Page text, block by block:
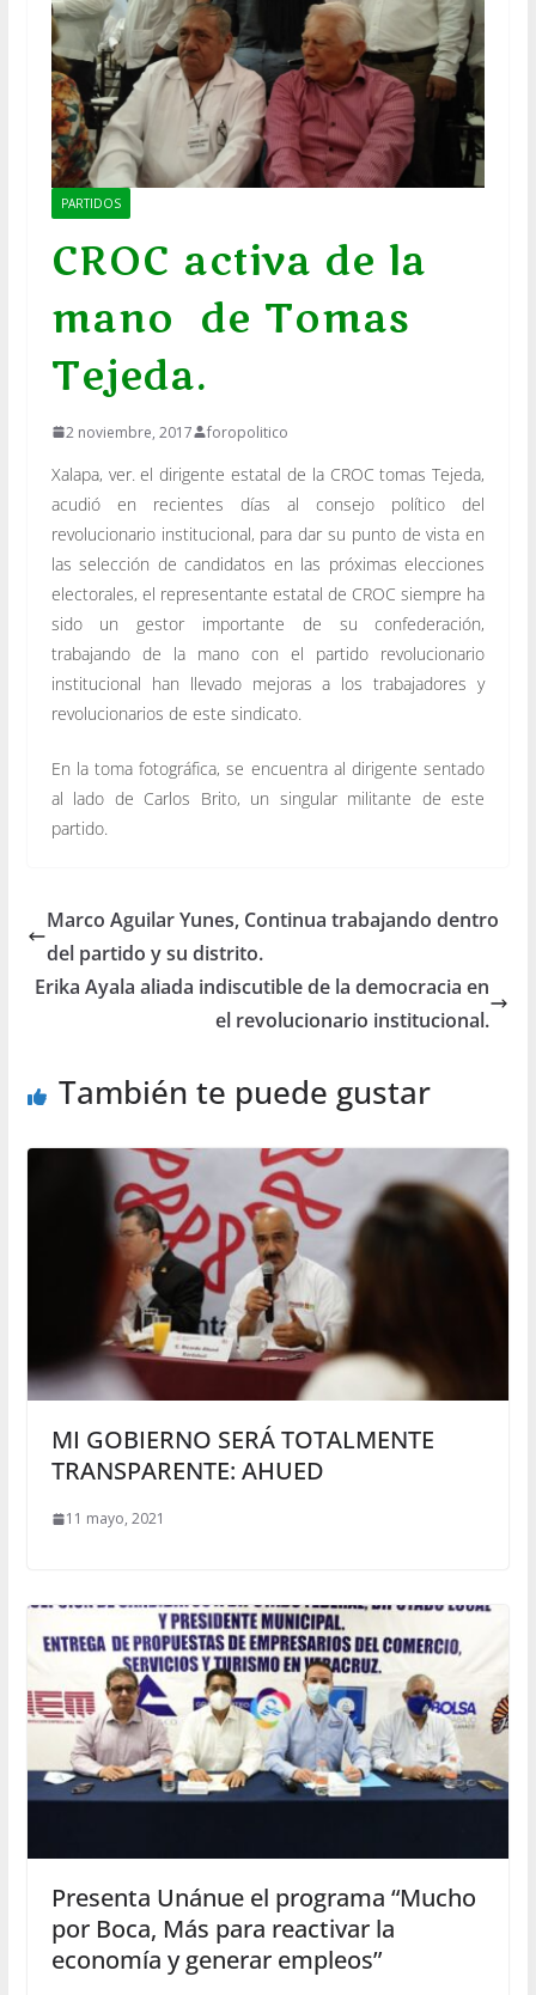
PARTIDOS
CROC activa de la
mano de Tomas
Tejeda.
2 noviembre, 2017 foropolitico
Xalapa, ver. el dirigente estatal de la CROC tomas Tejeda,
acudió en recientes días al consejo político del
revolucionario institucional, para dar su punto de vista en
las selección de candidatos en las próximas elecciones
electorales, el representante estatal de CROC siempre ha
sido un gestor importante de su confederación,
trabajando de la mano con el partido revolucionario
institucional han llevado mejoras a los trabajadores y
revolucionarios de este sindicato.
En la toma fotográfica, se encuentra al dirigente sentado
al lado de Carlos Brito, un singular militante de este
partido.
Marco Aguilar Yunes, Continua trabajando dentro
del partido y su distrito.
Erika Ayala aliada indiscutible de la democracia en
el revolucionario institucional.
También te puede gustar
MI GOBIERNO SERÁ TOTALMENTE
TRANSPARENTE: AHUED
11 mayo, 2021
Presenta Unánue el programa “Mucho
por Boca, Más para reactivar la
economía y generar empleos”